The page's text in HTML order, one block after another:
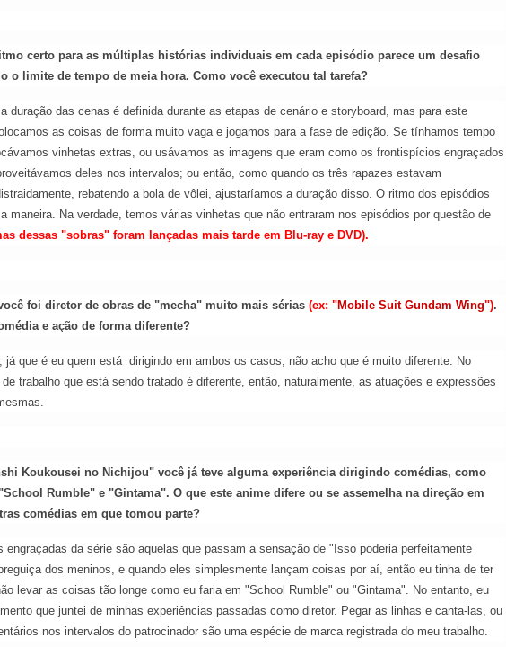
certo para as múltiplas histórias individuais em cada episódio parece um desafio
o limite de tempo de meia hora. Como você executou tal tarefa?
duração das cenas é definida durante as etapas de cenário e storyboard, mas para este
as coisas de forma muito vaga e jogamos para a fase de edição. Se tínhamos tempo
vinhetas extras, ou usávamos as imagens que eram como os frontispícios engraçados
deles nos intervalos; ou então, como quando os três rapazes estavam
rebatendo a bola de vôlei, ajustaríamos a duração disso. O ritmo dos episódios
maneira. Na verdade, temos várias vinhetas que não entraram nos episódios por questão de
dessas "sobras" foram lançadas mais tarde em Blu-ray e DVD).
foi diretor de obras de "mecha" muito mais sérias (ex: "Mobile Suit Gundam Wing").
e ação de forma diferente?
já que é eu quem está dirigindo em ambos os casos, não acho que é muito diferente. No
trabalho que está sendo tratado é diferente, então, naturalmente, as atuações e expressões
Koukousei no Nichijou" você já teve alguma experiência dirigindo comédias, como
Rumble" e "Gintama". O que este anime difere ou se assemelha na direção em
comédias em que tomou parte?
engraçadas da série são aquelas que passam a sensação de "Isso poderia perfeitamente
dos meninos, e quando eles simplesmente lançam coisas por aí, então eu tinha de ter
levar as coisas tão longe como eu faria em "School Rumble" ou "Gintama". No entanto, eu
que juntei de minhas experiências passadas como diretor. Pegar as linhas e canta-las, ou
nos intervalos do patrocinador são uma espécie de marca registrada do meu trabalho.